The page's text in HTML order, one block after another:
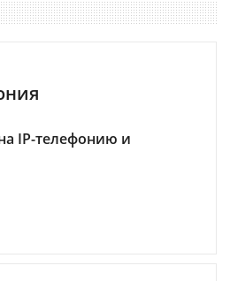
IP-телефонию и